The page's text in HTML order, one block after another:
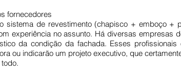
fornecedores
sistema de revestimento (chapisco + emboço +
experiência no assunto. Há diversas empresas
da condição da fachada. Esses
ou indicarão um projeto executivo, que